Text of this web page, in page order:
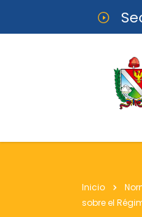
Inicio
sobre el